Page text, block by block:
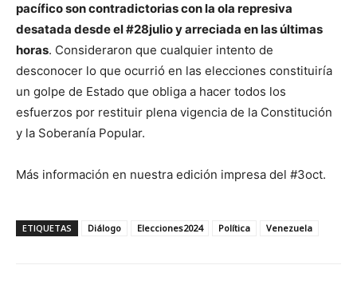
pacífico son contradictorias con la ola represiva
desatada desde el #28julio y arreciada en las últimas
horas. Consideraron que cualquier intento de
desconocer lo que ocurrió en las elecciones constituiría
un golpe de Estado que obliga a hacer todos los
esfuerzos por restituir plena vigencia de la Constitución
y la Soberanía Popular.
Más información en nuestra edición impresa del #3oct.
ETIQUETAS Diálogo Elecciones2024 Política Venezuela